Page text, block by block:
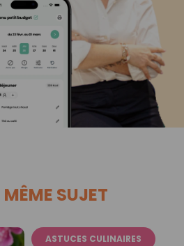
MÊME SUJET
ASTUCES CULINAIRES